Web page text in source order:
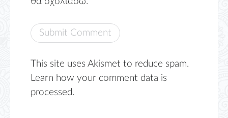
This site uses Akismet to reduce spam.
Learn how your comment data is
processed.